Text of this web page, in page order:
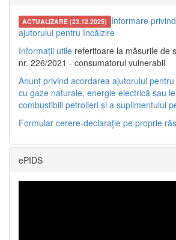
ACTUALIZARE (23.12.2025) Informare
ajutorului pentru încălzire
Informații utile referitoare la măsurile de
nr. 226/2021 - consumatorul vulnerabil
Anunț privind acordarea ajutorului
cu gaze naturale, energie electrică sau
combustibili petrolieri și a suplimentului
Formular cerere-declarație pe proprie
ePIDS